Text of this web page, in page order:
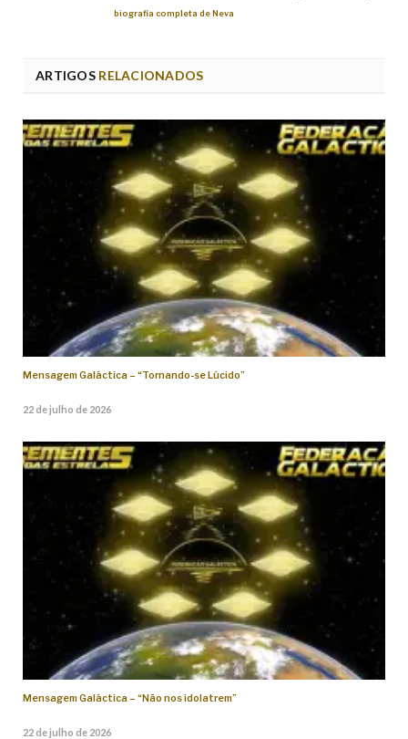
biografia completa de Neva
ARTIGOSRELACIONADOS
Mensagem Galáctica – “Tornando-se Lúcido”
22 de julho de 2026
Mensagem Galáctica – “Não nos idolatrem”
22 de julho de 2026